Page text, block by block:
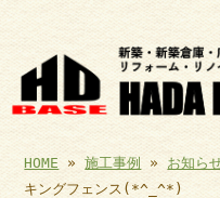
HOME »施工事例 » お知ら
キングフェンス(*^_^*)